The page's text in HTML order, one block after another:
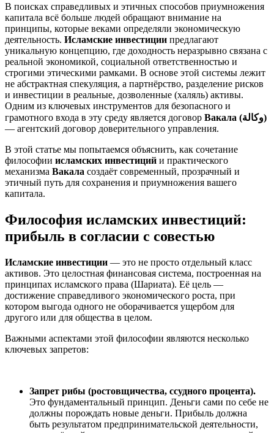
В поисках справедливых и этичных способов приумножения
капитала всё больше людей обращают внимание на
принципы, которые веками определяли экономическую
деятельность. Исламские инвестиции предлагают
уникальную концепцию, где доходность неразрывно связана с
реальной экономикой, социальной ответственностью и
строгими этическими рамками. В основе этой системы лежит
не абстрактная спекуляция, а партнёрство, разделение рисков
и инвестиции в реальные, дозволенные (халяль) активы.
Одним из ключевых инструментов для безопасного и
грамотного входа в эту среду является договор
Вакала (وكالة)
— агентский договор доверительного управления.
В этой статье мы попытаемся объяснить, как сочетание
философии исламских инвестиций и практического
механизма Вакала создаёт современный, прозрачный и
этичный путь для сохранения и приумножения вашего
капитала.
Философия исламских инвестиций:
прибыль в согласии с совестью
Исламские инвестиции — это не просто отдельный класс
активов. Это целостная финансовая система, построенная на
принципах исламского права (Шариата). Её цель —
достижение справедливого экономического роста, при
котором выгода одного не оборачивается ущербом для
другого или для общества в целом.
Важными аспектами этой философии являются несколько
ключевых запретов:
Запрет рибы (ростовщичества, ссудного процента).
Это фундаментальный принцип. Деньги сами по себе не
должны порождать новые деньги. Прибыль должна
быть результатом предпринимательской деятельности,